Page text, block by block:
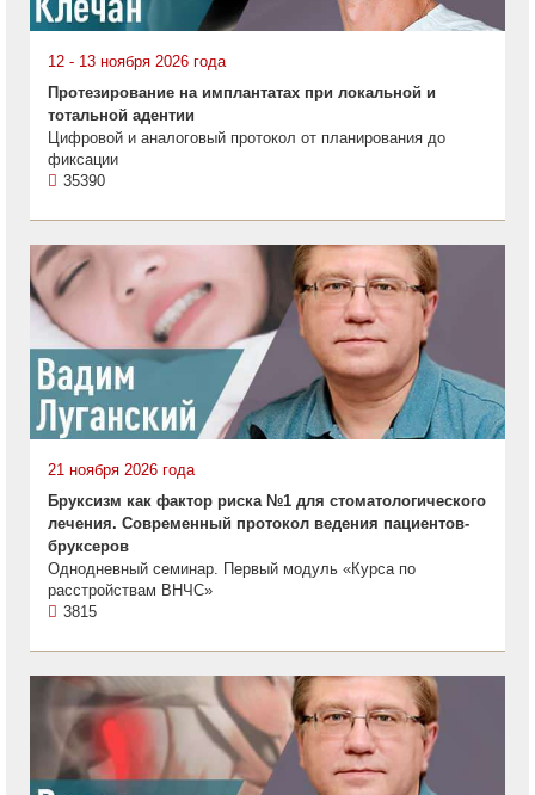
12 - 13 ноября 2026 года
Протезирование на имплантатах при локальной и
тотальной адентии
Цифровой и аналоговый протокол от планирования до
фиксации
35390
21 ноября 2026 года
Бруксизм как фактор риска №1 для стоматологического
лечения. Современный протокол ведения пациентов-
бруксеров
Однодневный семинар. Первый модуль «Курса по
расстройствам ВНЧС»
3815